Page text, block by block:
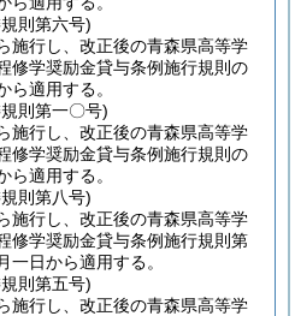
則第六号)
施行し、改正後の青森県高等学
修学奨励金貸与条例施行規則の
ら適用する。
則第一〇号)
施行し、改正後の青森県高等学
修学奨励金貸与条例施行規則の
ら適用する。
則第八号)
施行し、改正後の青森県高等学
修学奨励金貸与条例施行規則第
一日から適用する。
則第五号)
施行し、改正後の青森県高等学